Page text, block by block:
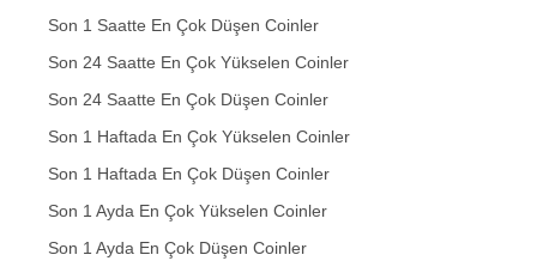
Son 1 Saatte En Çok Düşen Coinler
Son 24 Saatte En Çok Yükselen Coinler
Son 24 Saatte En Çok Düşen Coinler
Son 1 Haftada En Çok Yükselen Coinler
Son 1 Haftada En Çok Düşen Coinler
Son 1 Ayda En Çok Yükselen Coinler
Son 1 Ayda En Çok Düşen Coinler